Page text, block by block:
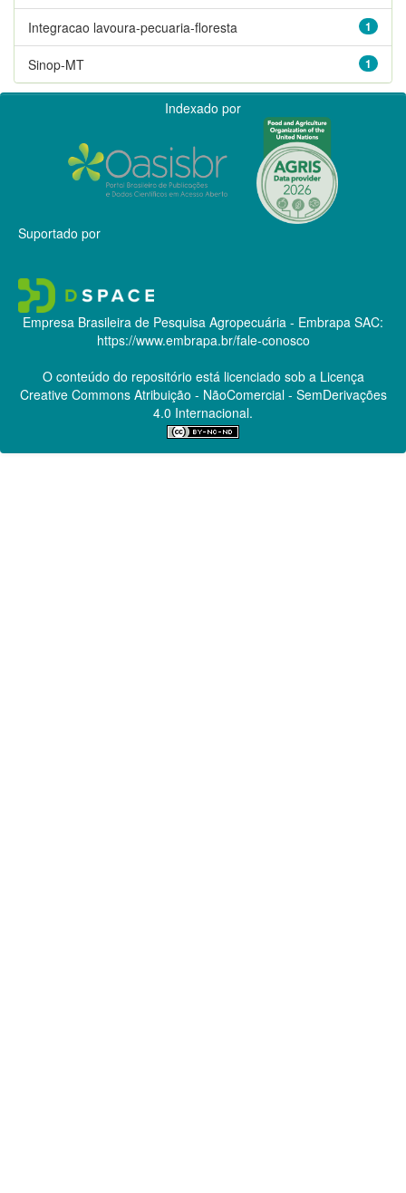
1
Integracao lavoura-pecuaria-floresta
1
Sinop-MT
Indexado por
Suportado por
Empresa Brasileira de Pesquisa Agropecuária - Embrapa SAC:
https://www.embrapa.br/fale-conosco
O conteúdo do repositório está licenciado sob a Licença
Creative CommonsAtribuição - NãoComercial - SemDerivações
4.0 Internacional.